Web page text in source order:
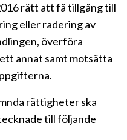
rätt att få tillgång till
eller radering av
överföra
annat samt motsätta
rättigheter ska
till följande